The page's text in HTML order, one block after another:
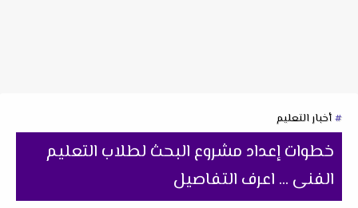
أخبار التعليم
خطوات إعداد مشروع البحث لطلاب التعليم
الفنى ... اعرف التفاصيل